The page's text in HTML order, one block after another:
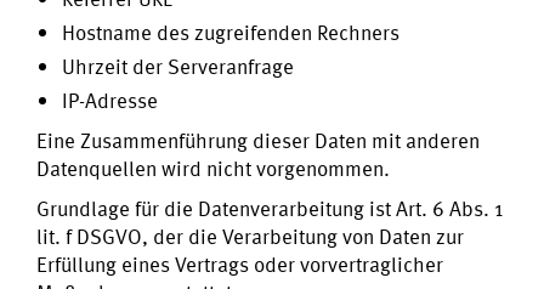
Hostname des zugreifenden Rechners
Uhrzeit der Serveranfrage
IP-Adresse
Eine Zusammenführung dieser Daten mit anderen
Datenquellen wird nicht vorgenommen.
Grundlage für die Datenverarbeitung ist Art. 6 Abs. 1
lit. f DSGVO, der die Verarbeitung von Daten zur
Erfüllung eines Vertrags oder vorvertraglicher